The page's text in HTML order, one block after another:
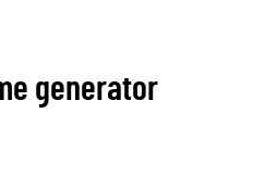
generator